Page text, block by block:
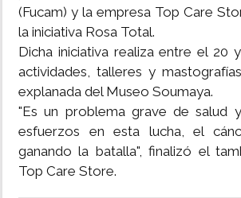
(Fucam) y la empresa Top Care
la iniciativa Rosa Total.
Dicha iniciativa realiza entre el 20
actividades, talleres y
explanada del Museo Soumaya.
"Es un problema grave de salud
esfuerzos en esta lucha, el
ganando la batalla", finalizó el
Top Care Store.